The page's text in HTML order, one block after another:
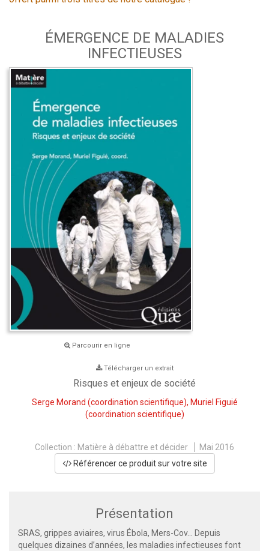
ÉMERGENCE DE MALADIES
INFECTIEUSES
Parcourir en ligne
Télécharger un extrait
Risques et enjeux de société
Serge Morand (coordination scientifique), Muriel Figuié
(coordination scientifique)
Collection : Matière à débattre et décider
Mai 2016
Référencer ce produit sur votre site
Présentation
SRAS, grippes aviaires, virus Ébola, Mers-Cov... Depuis
quelques dizaines d’années, les maladies infectieuses font